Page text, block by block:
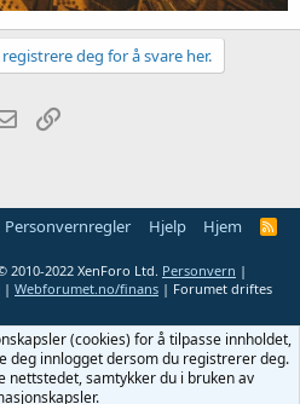
deg for å svare her.
E-post
Personvernregler Hjelp Hjem
R
2010-2022 XenForo Ltd. Personvern |
| Webforumet.no/finans | Forumet driftes
(cookies) for å tilpasse innholdet,
deg innlogget dersom du registrerer deg.
nettstedet, samtykker du i bruken av